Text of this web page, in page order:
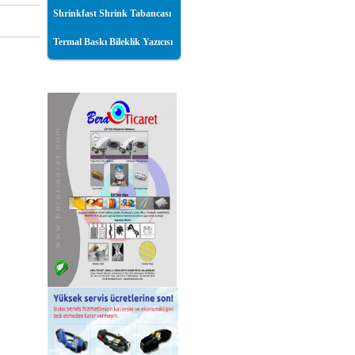
Shrinkfast Shrink Tabancası
Termal Baskı Bileklik Yazıcısı